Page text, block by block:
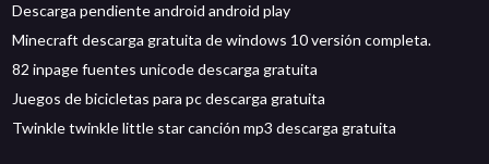
Descarga pendiente android android play
Minecraft descarga gratuita de windows 10 versión completa.
82 inpage fuentes unicode descarga gratuita
Juegos de bicicletas para pc descarga gratuita
Twinkle twinkle little star canción mp3 descarga gratuita